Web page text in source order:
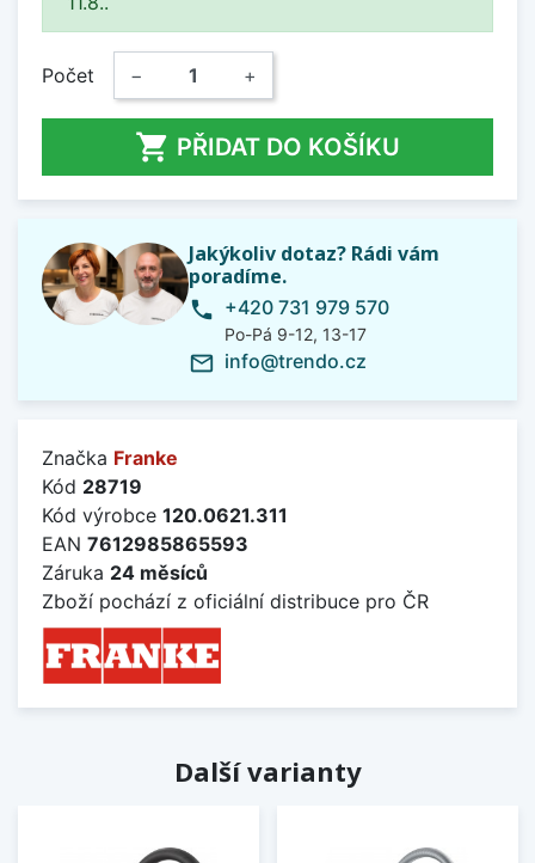
Počet − +
 PŘIDAT DO KOŠÍKU
Jakýkoliv dotaz? Rádi vám
poradíme.
phone +420 731 979 570
Po-Pá 9-12, 13-17
mail_outline info@trendo.cz
Značka Franke
Kód 28719
Kód výrobce 120.0621.311
EAN 7612985865593
Záruka 24 měsíců
Zboží pochází z oficiální distribuce pro ČR
Další varianty